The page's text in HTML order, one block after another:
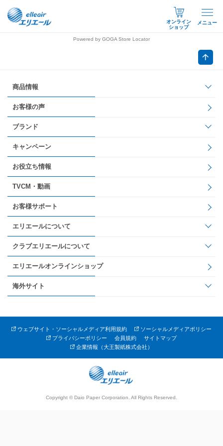
オンライン
ショップ
メニュー
Powered by GOGA Store Locator
商品情報
お客様の声
ブランド
キャンペーン
お役立ち情報
TVCM・動画
お客様サポート
エリエールについて
クラブエリエールについて
エリエールオンラインショップ
海外サイト
ウェブサイト・ソーシャルメディア利用規約
ソーシャルメディアポリシー
プライバシーポリシー
会員規約
サイトマップ
企業情報（大王製紙株式会社）
Copyright © Daio Paper Corporation. All Rights Reserved.